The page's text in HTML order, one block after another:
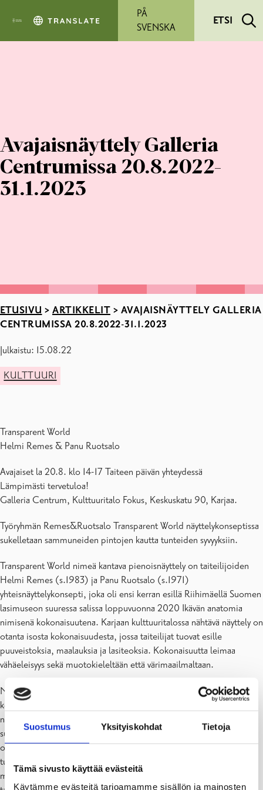
Suostumus Yksityiskohdat Tietoja
Tämä sivusto käyttää evästeitä
Käytämme evästeitä tarjoamamme sisällön ja mainosten
PÅ
SVENSKA
ETSI
Avajaisnäyttely Galleria
Centrumissa 20.8.2022-
31.1.2023
ETUSIVU > ARTIKKELIT > AVAJAISNÄYTTELY GALLERIA
CENTRUMISSA 20.8.2022-31.1.2023
Julkaistu: 15.08.22
KULTTUURI
Transparent World
Helmi Remes & Panu Ruotsalo
Avajaiset la 20.8. klo 14-17 Taiteen päivän yhteydessä
Lämpimästi tervetuloa!
Galleria Centrum, Kulttuuritalo Fokus, Keskuskatu 90, Karjaa.
Työryhmän Remes&Ruotsalo Transparent World näyttelykonseptissa
sukelletaan sammuneiden pintojen kautta tunteiden syvyyksiin.
Transparent World nimeä kantava pienoisnäyttely on taiteilijoiden
Helmi Remes (s.1983) ja Panu Ruotsalo (s.1971)
yhteisnäyttelykonsepti, joka oli ensi kerran esillä Riihimäellä Suomen
lasimuseon suuressa salissa loppuvuonna 2020 Ikävän anatomia
nimisenä kokonaisuutena. Karjaan kulttuuritalossa nähtävä näyttely on
otanta isosta kokonaisuudesta, jossa taiteilijat tuovat esille
puuveistoksia, maalauksia ja lasiteoksia. Kokonaisuutta leimaa
vähäeleisyys sekä muotokieleltään että värimaailmaltaan.
Näyttelyn teokset esittelevät näkemyksen siitä miltä tunteen
kokeminen voi näyttää. Vähäeleisissä teoksissaan taiteilijat tutkivat
näkymätöntä ja aineetonta todellisuutta. Miltä eri tunteet tuntuvat;
suru, ilo, onni, kaipuu, tai vaikkapa tyytyväisyys. Taiteilijat kuvaavat
omaa ikäväänsä pohjoisen luontoon ja meren rannoille,
tunturisoiden reunoille, vuorten rinteille ja hiljaisuuden äärelle,
mutta samalla tarkastelevat tunteiden anatomiaa myös yleisellä